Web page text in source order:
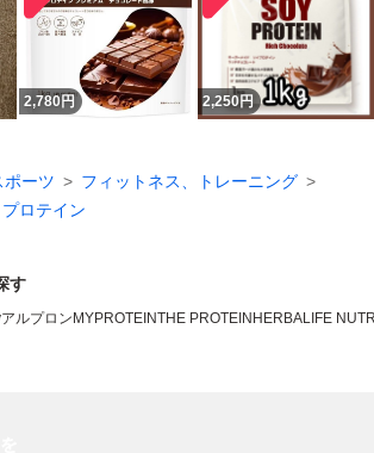
2,780 円 2,250円
ポーツ
フィットネス、トレーニング
プロテイン
す
アルプロン MYPROTEINTHE PROTEIN HERBALIFE